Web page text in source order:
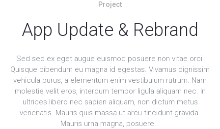
Project
App Update & Rebrand
Sed sed ex eget augue euismod posuere non vitae orci.
Quisque bibendum eu magna id egestas. Vivamus dignissim
vehicula purus, a elementum enim vestibulum rutrum. Nam
molestie velit eros, interdum tempor ligula aliquam nec. In
ultrices libero nec sapien aliquam, non dictum metus
venenatis. Mauris quis massa ut arcu tincidunt gravida.
Mauris urna magna, posuere...